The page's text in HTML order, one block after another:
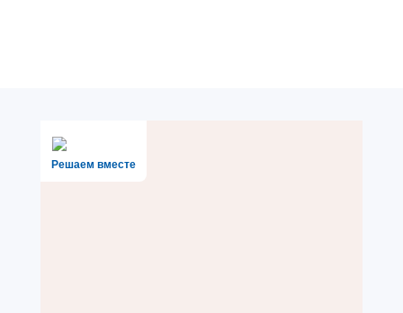
Решаем вместе